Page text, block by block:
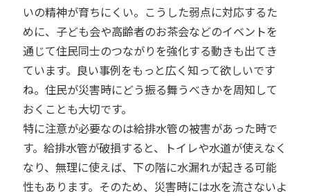
いの精神が育ちにくい。こうした弱点に対応するた
めに、子ども会や高齢者のお茶会などのイベントを
通じて住民同士のつながりを強化する動きも出てき
ています。良い事例をもっと広く知って欲しいです
ね。住民が災害時にどう振る舞うべきかを周知して
おくことも大切です。
特に注意が必要なのは給排水管の被害があった時で
す。給排水管が破損すると、トイレや水道が使えなく
なり、無理に使えば、下の階に水漏れが起きる可能
性もあります。そのため、災害時には水を流さないよ